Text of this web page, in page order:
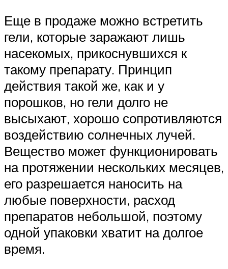
Еще в продаже можно встретить
гели, которые заражают лишь
насекомых, прикоснувшихся к
такому препарату. Принцип
действия такой же, как и у
порошков, но гели долго не
высыхают, хорошо сопротивляются
воздействию солнечных лучей.
Вещество может функционировать
на протяжении нескольких месяцев,
его разрешается наносить на
любые поверхности, расход
препаратов небольшой, поэтому
одной упаковки хватит на долгое
время.